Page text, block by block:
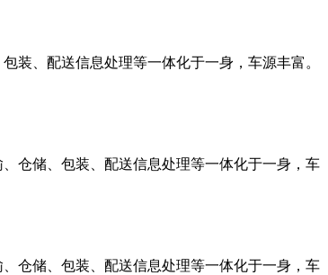
装、配送信息处理等一体化于一身，车源丰富。
仓储、包装、配送信息处理等一体化于一身，车
仓储、包装、配送信息处理等一体化于一身，车